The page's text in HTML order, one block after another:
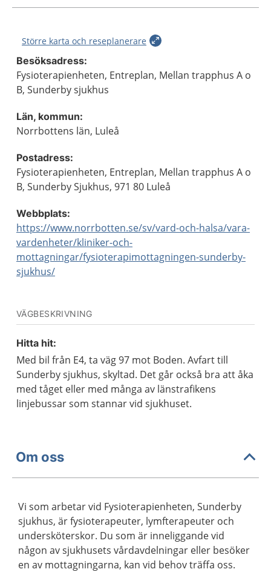
Större karta och reseplanerare
Besöksadress:
Fysioterapienheten, Entreplan, Mellan trapphus A o
B, Sunderby sjukhus
Län, kommun:
Norrbottens län, Luleå
Postadress:
Fysioterapienheten, Entreplan, Mellan trapphus A o
B, Sunderby Sjukhus, 971 80 Luleå
Webbplats:
https://www.norrbotten.se/sv/vard-och-halsa/vara-
vardenheter/kliniker-och-
mottagningar/fysioterapimottagningen-sunderby-
sjukhus/
VÄGBESKRIVNING
Hitta hit:
Med bil från E4, ta väg 97 mot Boden. Avfart till
Sunderby sjukhus, skyltad. Det går också bra att åka
med tåget eller med många av länstrafikens
linjebussar som stannar vid sjukhuset.
Om oss
Vi som arbetar vid Fysioterapienheten, Sunderby
sjukhus, är fysioterapeuter, lymfterapeuter och
undersköterskor. Du som är inneliggande vid
någon av sjukhusets vårdavdelningar eller besöker
en av mottagningarna, kan vid behov träffa oss.